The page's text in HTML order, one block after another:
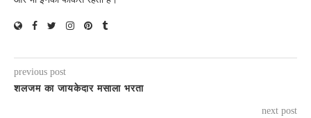
previous post
शलजम का जायकेदार मसाला भरता
next post